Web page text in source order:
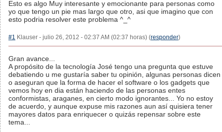
Esto es algo Muy interesante y emocionante para personas como
yo que tengo un pie mas largo que otro, asi que imagino que con
esto podria resolver este problema ^_^
#1 Klauser - julio 26, 2012 - 02:37 AM (02:37 horas) (responder)
Gran avance...
A propósito de la tecnología José tengo una pregunta que estuve
debatiendo u me gustaría saber tu opinión, algunas personas dicen
o aseguran que la forma de hacer el software o los gadgets que
vemos hoy en dia están haciendo de las personas entes
conformistas, araganes, en cierto modo ignorantes... Yo no estoy
de acuerdo, y aunque expuse mis razones aun así quisiera tener
mayores datos para enriquecer o quizás repensar sobre este
tema...